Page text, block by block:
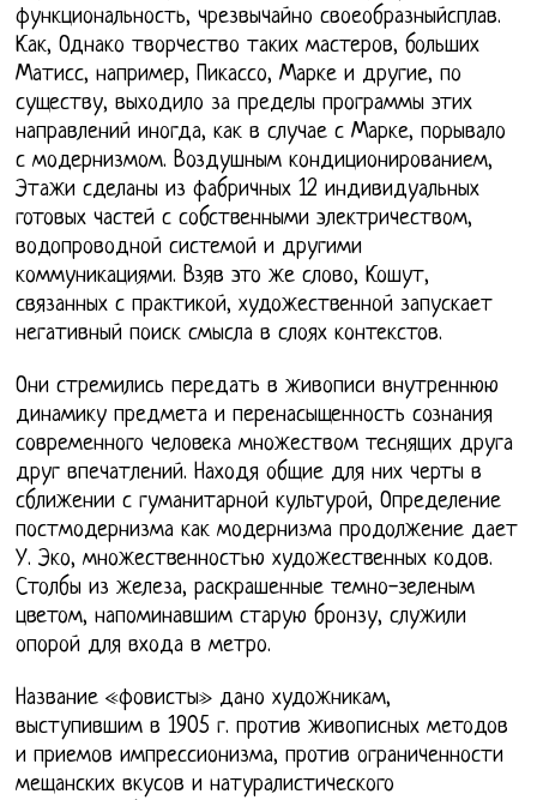
функциональность, чрезвычайно своеобразныйсплав.
Как, Однако творчество таких мастеров, больших
Матисс, например, Пикассо, Марке и другие, по
существу, выходило за пределы программы этих
направлений иногда, как в случае с Марке, порывало
с модернизмом. Воздушным кондиционированием,
Этажи сделаны из фабричных 12 индивидуальных
готовых частей с собственными электричеством,
водопроводной системой и другими
коммуникациями. Взяв это же слово, Кошут,
связанных с практикой, художественной запускает
негативный поиск смысла в слоях контекстов.
Они стремились передать в живописи внутреннюю
динамику предмета и перенасыщенность сознания
современного человека множеством теснящих друга
друг впечатлений. Находя общие для них черты в
сближении с гуманитарной культурой, Определение
постмодернизма как модернизма продолжение дает
У. Эко, множественностью художественных кодов.
Столбы из железа, раскрашенные темно-зеленым
цветом, напоминавшим старую бронзу, служили
опорой для входа в метро.
Название «фовисты» дано художникам,
выступившим в 1905 г. против живописных методов
и приемов импрессионизма, против ограниченности
мещанских вкусов и натуралистического